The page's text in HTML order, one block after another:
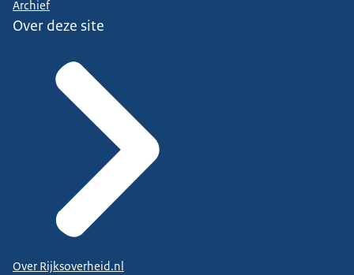
Archief
Over deze site
Over Rijksoverheid.nl